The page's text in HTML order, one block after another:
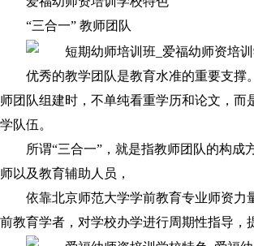
“三合一” 教师团队
优秀的教学团队是教育水准的重要支
师团队组建时，不单纯看重学历和论文，
学队伍。
所谓“三合一”，就是指教师团队的构
师以及教育辅助人员，
依靠北京师范大学学前教育专业师资
前教育学者，对学校办学进行周期性指导，